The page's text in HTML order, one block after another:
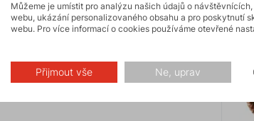
Můžeme je umístit pro analýzu našich údajů o
webu, ukázání personalizovaného obsahu a pro poskytnutí
webu. Pro více informací o cookies používáme otevřené
Přijmout vše Ne, uprav